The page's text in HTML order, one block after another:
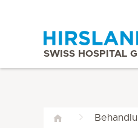
SWISS HOSPITAL